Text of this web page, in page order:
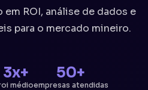
ROI, análise de dados e
para o mercado mineiro.
3x+
médio
50+
empresas atendidas